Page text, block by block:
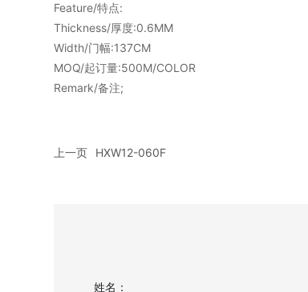
Feature/特点:
Thickness/厚度:0.6MM
Width/门幅:137CM
MOQ/起订量:500M/COLOR
Remark/备注;
上一页 HXW12-060F
姓名：